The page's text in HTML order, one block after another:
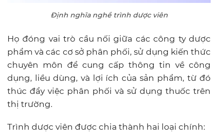
Định nghĩa nghề trình dược viên
Họ đóng vai trò cầu nối giữa các công ty dược
phẩm và các cơ sở phân phối, sử dụng kiến thức
chuyên môn để cung cấp thông tin về công
dụng, liều dùng, và lợi ích của sản phẩm, từ đó
thúc đẩy việc phân phối và sử dụng thuốc trên
thị trường.
Trình dược viên được chia thành hai loại chính: